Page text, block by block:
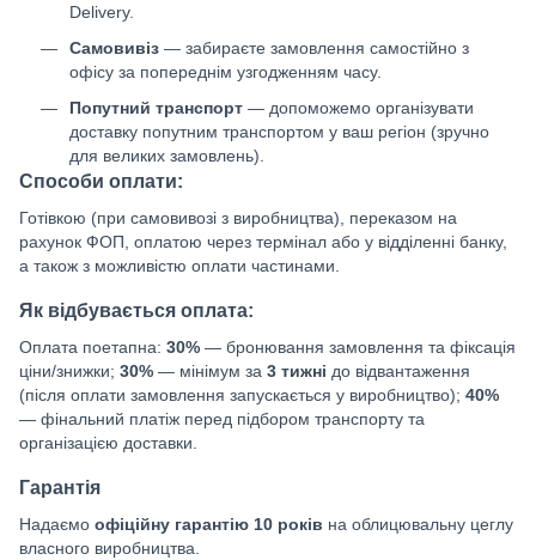
Delivery.
Самовивіз — забираєте замовлення самостійно з
офісу за попереднім узгодженням часу.
Попутний транспорт — допоможемо організувати
доставку попутним транспортом у ваш регіон (зручно
для великих замовлень).
Способи оплати:
Готівкою (при самовивозі з виробництва), переказом на
рахунок ФОП, оплатою через термінал або у відділенні банку,
а також з можливістю оплати частинами.
Як відбувається оплата:
Оплата поетапна: 30% — бронювання замовлення та фіксація
ціни/знижки; 30% — мінімум за 3 тижні до відвантаження
(після оплати замовлення запускається у виробництво); 40%
— фінальний платіж перед підбором транспорту та
організацією доставки.
Гарантія
Надаємо офіційну гарантію 10 років на облицювальну цеглу
власного виробництва.